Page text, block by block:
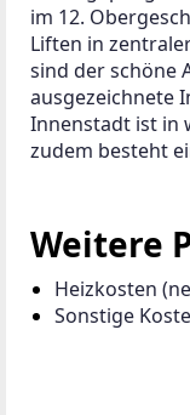
im 12.
Liften in
sind der schöne
ausgezeichnete
Innenstadt ist in
zudem besteht
Weitere
Heizkosten
Sonstige